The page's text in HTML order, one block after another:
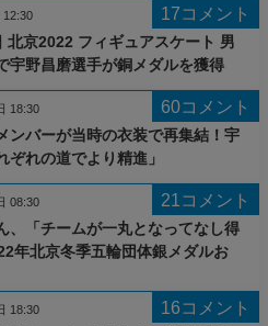
17コメント
北京2022 フィギュアスケート 男
宇野昌磨選手が銅メダルを獲得
12:30
60コメント
ンバーが当時の衣装で再集結！宇
ぞれの道でより精進」
18:30
21コメント
、「チームが一丸となってなし得
年北京冬季五輪団体銀メダルお
08:30
16コメント
18:30